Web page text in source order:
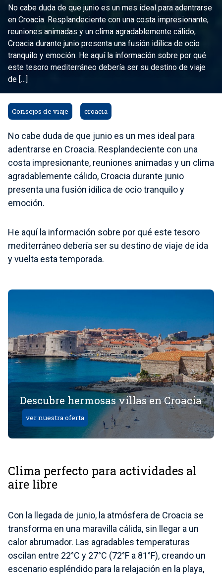
No cabe duda de que junio es un mes ideal para adentrarse
en Croacia. Resplandeciente con una costa impresionante,
reuniones animadas y un clima agradablemente cálido,
Croacia durante junio presenta una fusión idílica de ocio
tranquilo y emoción. He aquí la información sobre por qué
este tesoro mediterráneo debería ser su destino de viaje
de […]
Consejos de viaje croacia
No cabe duda de que junio es un mes ideal para
adentrarse en Croacia. Resplandeciente con una
costa impresionante, reuniones animadas y un clima
agradablemente cálido, Croacia durante junio
presenta una fusión idílica de ocio tranquilo y
emoción.
He aquí la información sobre por qué este tesoro
mediterráneo debería ser su destino de viaje de ida
y vuelta esta temporada.
Descubre hermosas villas en Croacia
ver nuestra oferta
Clima perfecto para actividades al
aire libre
Con la llegada de junio, la atmósfera de Croacia se
transforma en una maravilla cálida, sin llegar a un
calor abrumador. Las agradables temperaturas
oscilan entre 22°C y 27°C (72°F a 81°F), creando un
escenario espléndido para la relajación en la playa,